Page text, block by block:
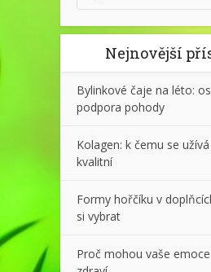
Nejnovější
Bylinkové čaje na léto:
podpora pohody
Kolagen: k čemu se
kvalitní
Formy hořčíku v
si vybrat
Proč mohou vaše